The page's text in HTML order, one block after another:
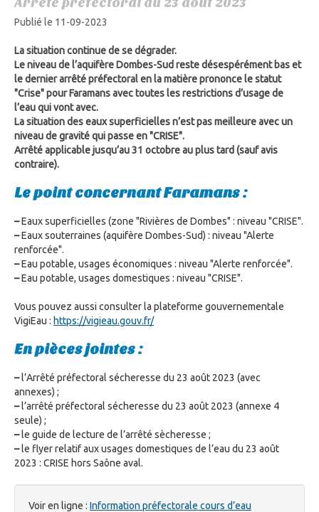
Publié le 11-09-2023
La situation continue de se dégrader.
Le niveau de l’aquifère Dombes-Sud reste désespérément bas et
le dernier arrêté préfectoral en la matière prononce le statut
"Crise" pour Faramans avec toutes les restrictions d’usage de
l’eau qui vont avec.
La situation des eaux superficielles n’est pas meilleure avec un
niveau de gravité qui passe en "CRISE".
Arrêté applicable jusqu’au 31 octobre au plus tard (sauf avis
contraire).
Le point concernant Faramans :
–Eaux superficielles (zone "Rivières de Dombes" : niveau "CRISE".
–Eaux souterraines (aquifère Dombes-Sud) : niveau "Alerte
renforcée".
–Eau potable, usages économiques : niveau "Alerte renforcée".
–Eau potable, usages domestiques : niveau "CRISE".
Vous pouvez aussi consulter la plateforme gouvernementale
VigiEau : https://vigieau.gouv.fr/
En pièces jointes :
–l’Arrêté préfectoral sécheresse du 23 août 2023 (avec
annexes) ;
–l’arrêté préfectoral sécheresse du 23 août 2023 (annexe 4
seule) ;
–le guide de lecture de l’arrêté sècheresse ;
–le flyer relatif aux usages domestiques de l’eau du 23 août
2023 : CRISE hors Saône aval.
Voir en ligne : Information préfectorale cours d’eau